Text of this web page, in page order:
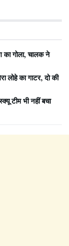
का गोला, चालक ने
लोहे का गाटर, दो की
टीम भी नहीं बचा